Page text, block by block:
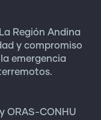
Región Andina
y compromiso
emergencia
ORAS-CONHU